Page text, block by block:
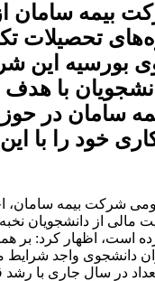
تحصیلات
بورسیه این
با هدف
سامان در
خود را با
شرکت بیمه سامان،
مالی از دانشجویان
است، اظهار کرد: بر
دانشجوی واجد
در سال جاری با رشد